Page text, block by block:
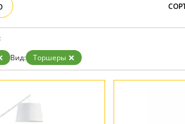
Вид: Торшеры